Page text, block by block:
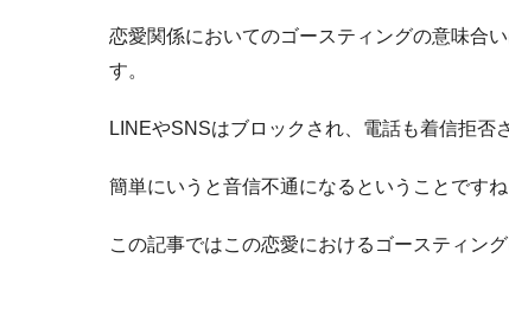
恋愛関係においてのゴースティングの意味合い
す。
LINEやSNSはブロックされ、電話も着信拒否
簡単にいうと音信不通になるということですね
この記事ではこの恋愛におけるゴースティン